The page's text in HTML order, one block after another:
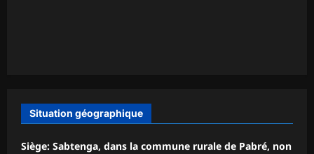
Situation géographique
Siège: Sabtenga, dans la commune rurale de Pabré, non